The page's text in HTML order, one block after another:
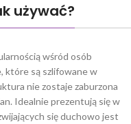
używać?
wśród osób
które są szlifowane w
nie zostaje zaburzona
Idealnie prezentują się w
się duchowo jest